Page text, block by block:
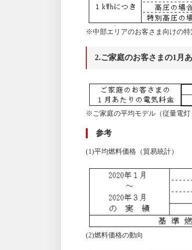
※中部エリアのお客さま向けの特
2.ご家庭のお客さまの1月
※ご家庭の平均モデル（従量電灯
参考
(1)平均燃料価格（貿易統計）
(2)燃料価格の動向